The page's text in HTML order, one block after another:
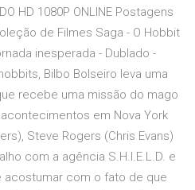
HD 1080P ONLINE Postagens
de Filmes Saga - O Hobbit
inesperada - Dublado -
Bilbo Bolseiro leva uma
recebe uma missão do mago
em Nova York
Steve Rogers (Chris Evans)
com a agência S.H.I.E.L.D. e
com o fato de que